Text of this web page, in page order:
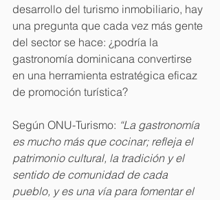
desarrollo del turismo inmobiliario, hay
una pregunta que cada vez más gente
del sector se hace: ¿podría la
gastronomía dominicana convertirse
en una herramienta estratégica eficaz
de promoción turística?
Según ONU-Turismo: “La gastronomía
es mucho más que cocinar; refleja el
patrimonio cultural, la tradición y el
sentido de comunidad de cada
pueblo, y es una vía para fomentar el